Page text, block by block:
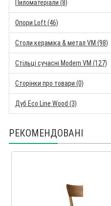
Пиломатеріали (8)
Опори Loft (46)
Столи кераміка & метал VM (98)
Стільці сучасні Modern VM (127)
Сторінки про товари (0)
Дуб Eco Line Wood (3)
РЕКОМЕНДОВАНІ